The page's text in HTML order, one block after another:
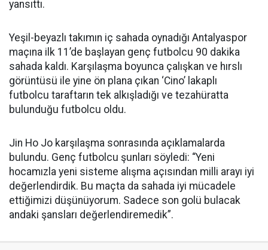
yansıttı.
Yeşil-beyazlı takımın iç sahada oynadığı Antalyaspor
maçına ilk 11’de başlayan genç futbolcu 90 dakika
sahada kaldı. Karşılaşma boyunca çalışkan ve hırslı
görüntüsü ile yine ön plana çıkan ‘Cino’ lakaplı
futbolcu taraftarın tek alkışladığı ve tezahüratta
bulunduğu futbolcu oldu.
Jin Ho Jo karşılaşma sonrasında açıklamalarda
bulundu. Genç futbolcu şunları söyledi: “Yeni
hocamızla yeni sisteme alışma açısından milli arayı iyi
değerlendirdik. Bu maçta da sahada iyi mücadele
ettiğimizi düşünüyorum. Sadece son golü bulacak
andaki şansları değerlendiremedik”.